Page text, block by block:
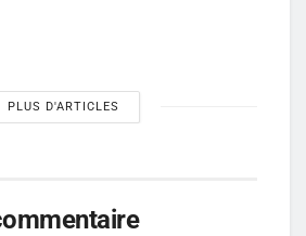
PLUS D'ARTICLES